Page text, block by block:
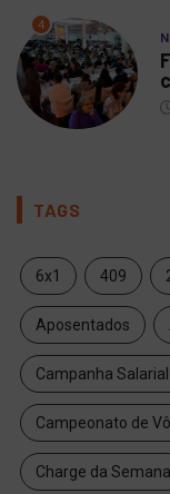
4
TAGS
6x1 409
Aposentados
Campanha
Campeonato de
Charge da Semana